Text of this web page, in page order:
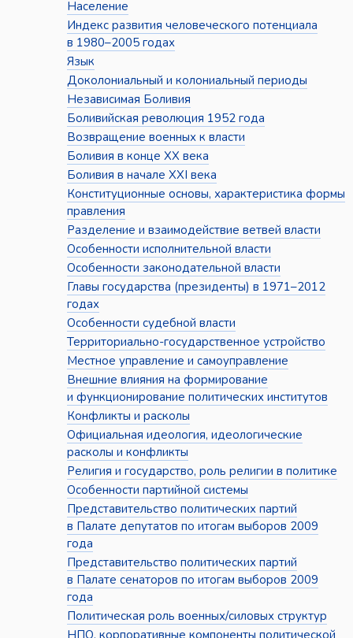
Население
Индекс развития человеческого потенциала
в 1980–2005 годах
Язык
Доколониальный и колониальный периоды
Независимая Боливия
Боливийская революция 1952 года
Возвращение военных к власти
Боливия в конце XX века
Боливия в начале XXI века
Конституционные основы, характеристика формы
правления
Разделение и взаимодействие ветвей власти
Особенности исполнительной власти
Особенности законодательной власти
Главы государства (президенты) в 1971–2012
годах
Особенности судебной власти
Территориально-государственное устройство
Местное управление и самоуправление
Внешние влияния на формирование
и функционирование политических институтов
Конфликты и расколы
Официальная идеология, идеологические
расколы и конфликты
Религия и государство, роль религии в политике
Особенности партийной системы
Представительство политических партий
в Палате депутатов по итогам выборов 2009
года
Представительство политических партий
в Палате сенаторов по итогам выборов 2009
года
Политическая роль военных/силовых структур